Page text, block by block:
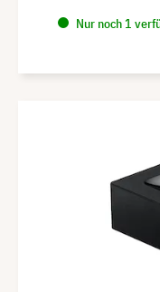
Nur noch 1